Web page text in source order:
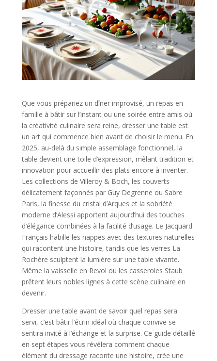
Que vous prépariez un dîner improvisé, un repas en
famille à bâtir sur l’instant ou une soirée entre amis où
la créativité culinaire sera reine, dresser une table est
un art qui commence bien avant de choisir le menu. En
2025, au-delà du simple assemblage fonctionnel, la
table devient une toile d’expression, mêlant tradition et
innovation pour accueillir des plats encore à inventer.
Les collections de Villeroy & Boch, les couverts
délicatement façonnés par Guy Degrenne ou Sabre
Paris, la finesse du cristal d’Arques et la sobriété
moderne d’Alessi apportent aujourd’hui des touches
d’élégance combinées à la facilité d’usage. Le Jacquard
Français habille les nappes avec des textures naturelles
qui racontent une histoire, tandis que les verres La
Rochère sculptent la lumière sur une table vivante.
Même la vaisselle en Revol ou les casseroles Staub
prêtent leurs nobles lignes à cette scène culinaire en
devenir.
Dresser une table avant de savoir quel repas sera
servi, c’est bâtir l’écrin idéal où chaque convive se
sentira invité à l’échange et la surprise. Ce guide détaillé
en sept étapes vous révélera comment chaque
élément du dressage raconte une histoire, crée une